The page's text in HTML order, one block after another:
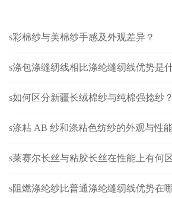
s彩棉纱与美棉纱手感及外观差异？
s涤包涤缝纫线相比涤纶缝纫线优势是
s如何区分新疆长绒棉纱与纯棉强捻纱？
s涤粘 AB 纱和涤粘色纺纱的外观与性
s莱赛尔长丝与粘胶长丝在性能上有何
s阻燃涤纶纱比普通涤纶缝纫线优势在